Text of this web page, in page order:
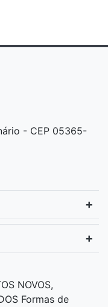
- CEP 05365-
NOVOS,
Formas de